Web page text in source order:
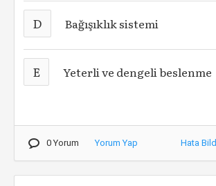
D Bağışıklık sistemi
E Yeterli ve dengeli beslenme
0 Yorum Yorum Yap Hata